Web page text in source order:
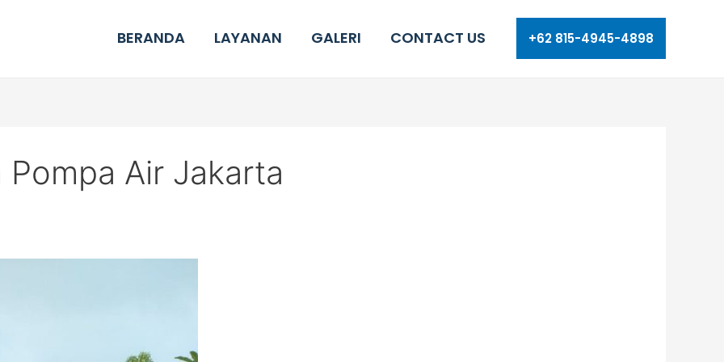
BERANDA LAYANAN GALERI CONTACT US +62 815-4945-4898
Air Jakarta